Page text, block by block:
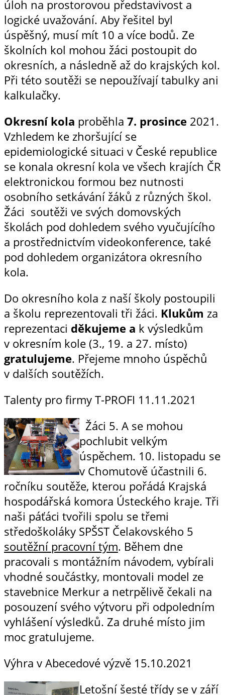
úloh na prostorovou představivost a
logické uvažování. Aby řešitel byl
úspěšný, musí mít 10 a více bodů. Ze
školních kol mohou žáci postoupit do
okresních, a následně až do krajských kol.
Při této soutěži se nepoužívají tabulky ani
kalkulačky.
Okresní kola proběhla 7. prosince 2021.
Vzhledem ke zhoršující se
epidemiologické situaci v České republice
se konala okresní kola ve všech krajích ČR
elektronickou formou bez nutnosti
osobního setkávání žáků z různých škol.
Žáci soutěži ve svých domovských
školách pod dohledem svého vyučujícího
a prostřednictvím videokonference, také
pod dohledem organizátora okresního
kola.
Do okresního kola z naší školy postoupili
a školu reprezentovali tři žáci. Klukům za
reprezentaci děkujeme a k výsledkům
v okresním kole (3., 19. a 27. místo)
gratulujeme. Přejeme mnoho úspěchů
v dalších soutěžích.
Talenty pro firmy T-PROFI 11.11.2021
Žáci 5. A se mohou
pochlubit velkým
úspěchem. 10. listopadu se
v Chomutově účastnili 6.
ročníku soutěže, kterou pořádá Krajská
hospodářská komora Ústeckého kraje. Tři
naši páťáci tvořili spolu se třemi
středoškoláky SPŠST Čelakovského 5
soutěžní pracovní tým. Během dne
pracovali s montážním návodem, vybírali
vhodné součástky, montovali model ze
stavebnice Merkur a netrpělivě čekali na
posouzení svého výtvoru při odpoledním
vyhlášení výsledků. Za druhé místo jim
moc gratulujeme.
Výhra v Abecedové výzvě 15.10.2021
Letošní šesté třídy se v září